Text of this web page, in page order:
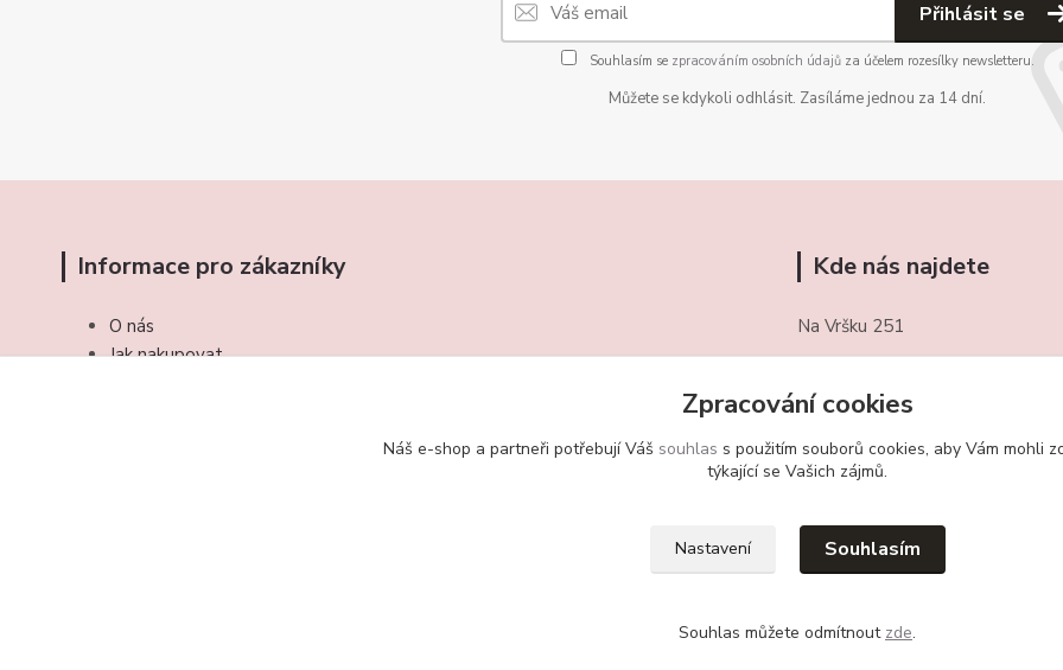
Přihlásit se
Souhlasím se zpracováním osobních údajůza účelem rozesílky newsletteru.
Můžete se kdykoli odhlásit. Zasíláme jednou za 14 dní.
Informace pro zákazníky
O nás
Jak nakupovat
Kde nás najdete
Na Vršku 251
obchudekuradky@gmail.com
Zpracování cookies
Náš e-shop a partneři potřebují Váš souhlas s použitím souborů cookies, aby Vám mohli
týkající se Vašich zájmů.
Nastavení Souhlasím
Souhlas můžete odmítnout zde.